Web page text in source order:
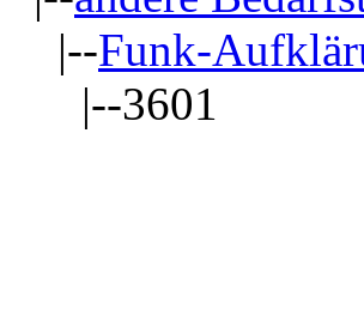
|--Funk-
|--3601